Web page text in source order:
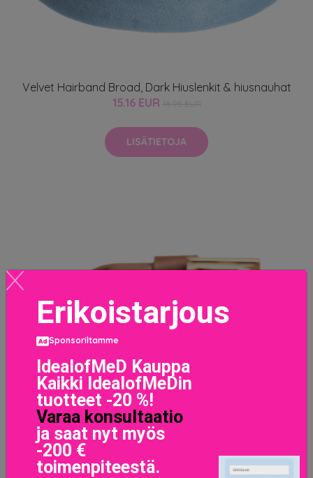
Velvet Hairband Broad, Dark Hiuslenkit & hiusnauhat
15.16 EUR
LISÄTIETOJA
Leather Stud Brace Pale Pink, Dark Käsikoruja
Erikoistarjous
Sponsoriltamme
IdealofMeD Kauppa
Kaikki IdealofMeDin
tuotteet -20 %!
Varaa konsultaatio
ja saat nyt myös
-200 €
toimenpiteestä.